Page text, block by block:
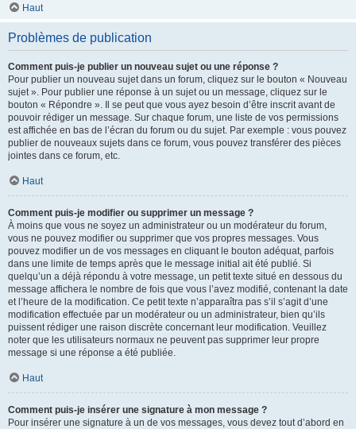
Haut
Problèmes de publication
Comment puis-je publier un nouveau sujet ou une réponse ?
Pour publier un nouveau sujet dans un forum, cliquez sur le bouton « Nouveau
sujet ». Pour publier une réponse à un sujet ou un message, cliquez sur le
bouton « Répondre ». Il se peut que vous ayez besoin d’être inscrit avant de
pouvoir rédiger un message. Sur chaque forum, une liste de vos permissions
est affichée en bas de l’écran du forum ou du sujet. Par exemple : vous pouvez
publier de nouveaux sujets dans ce forum, vous pouvez transférer des pièces
jointes dans ce forum, etc.
Haut
Comment puis-je modifier ou supprimer un message ?
À moins que vous ne soyez un administrateur ou un modérateur du forum,
vous ne pouvez modifier ou supprimer que vos propres messages. Vous
pouvez modifier un de vos messages en cliquant le bouton adéquat, parfois
dans une limite de temps après que le message initial ait été publié. Si
quelqu’un a déjà répondu à votre message, un petit texte situé en dessous du
message affichera le nombre de fois que vous l’avez modifié, contenant la date
et l’heure de la modification. Ce petit texte n’apparaîtra pas s’il s’agit d’une
modification effectuée par un modérateur ou un administrateur, bien qu’ils
puissent rédiger une raison discrète concernant leur modification. Veuillez
noter que les utilisateurs normaux ne peuvent pas supprimer leur propre
message si une réponse a été publiée.
Haut
Comment puis-je insérer une signature à mon message ?
Pour insérer une signature à un de vos messages, vous devez tout d’abord en